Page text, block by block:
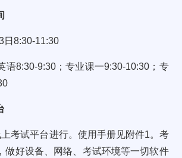
8:30-11:30
8:30-9:30；专业课一9:30-10:30；专
考试平台进行。使用手册见附件1。考
做好设备、网络、考试环境等一切软件